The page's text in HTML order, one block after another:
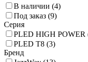
В наличии (4)
Под заказ (9)
Серия
PLED HIGH POWER
PLED T8 (3)
Бренд